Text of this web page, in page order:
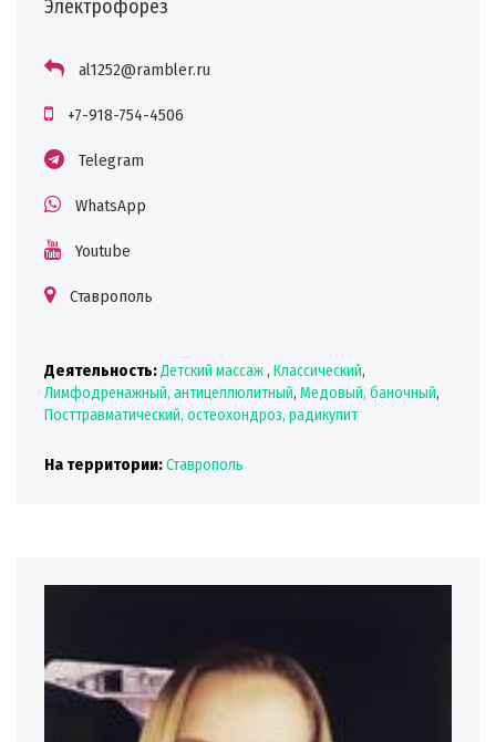
Электрофорез
al1252@rambler.ru
+7-918-754-4506
Telegram
WhatsApp
Youtube
Ставрополь
Деятельность:Детский массаж, Классический,
Лимфодренажный, антицеллюлитный, Медовый, баночный,
Посттравматический, остеохондроз, радикулит
На территории:Ставрополь